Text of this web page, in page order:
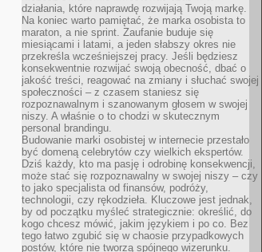
działania, które naprawdę rozwijają Twoją markę.
Na koniec warto pamiętać, że marka osobista to
maraton, a nie sprint. Zaufanie buduje się
miesiącami i latami, a jeden słabszy okres nie
przekreśla wcześniejszej pracy. Jeśli będziesz
konsekwentnie rozwijać swoją obecność, dbać o
jakość treści, reagować na zmiany i słuchać swojej
społeczności – z czasem staniesz się
rozpoznawalnym i szanowanym głosem w swojej
niszy. A właśnie o to chodzi w skutecznym
personal brandingu.
Budowanie marki osobistej w internecie przestało
być domeną celebrytów czy wielkich ekspertów.
Dziś każdy, kto ma pasję i odrobinę konsekwencji,
może stać się rozpoznawalny w swojej niszy – czy
to jako specjalista od finansów, podróży,
technologii, czy rękodzieła. Kluczowe jest jednak,
by od początku myśleć strategicznie: określić, do
kogo chcesz mówić, jakim językiem i po co. Bez
tego łatwo zgubić się w chaosie przypadkowych
postów, które nie tworzą spójnego wizerunku.